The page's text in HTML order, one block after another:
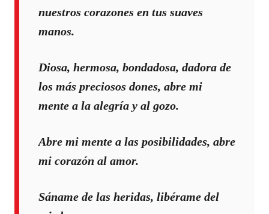
nuestros corazones en tus suaves
manos.
Diosa, hermosa, bondadosa, dadora de
los más preciosos dones, abre mi
mente a la alegría y al gozo.
Abre mi mente a las posibilidades, abre
mi corazón al amor.
Sáname de las heridas, libérame del